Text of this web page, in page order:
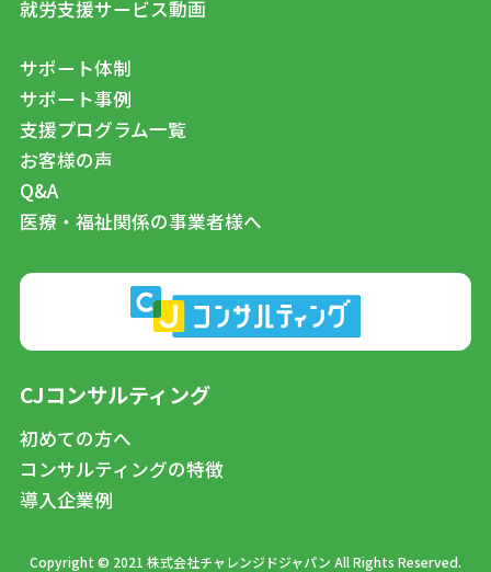
就労支援サービス動画
サポート体制
サポート事例
支援プログラム一覧
お客様の声
Q&A
医療・福祉関係の事業者様へ
CJコンサルティング
初めての方へ
コンサルティングの特徴
導入企業例
Copyright © 2021 株式会社チャレンジドジャパン All Rights Reserved.